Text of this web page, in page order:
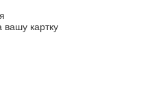
вашу картку